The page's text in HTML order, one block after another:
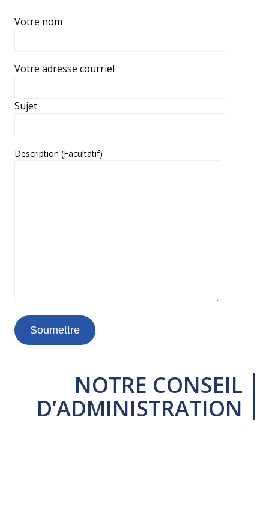
Votre nom
Votre adresse courriel
Sujet
Description (Facultatif)
NOTRE CONSEIL
D’ADMINISTRATION